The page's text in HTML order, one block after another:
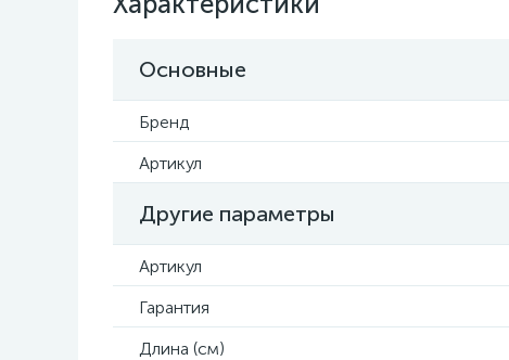
Основные
Бренд
Артикул
Другие параметры
Артикул
Гарантия
Длина (см)